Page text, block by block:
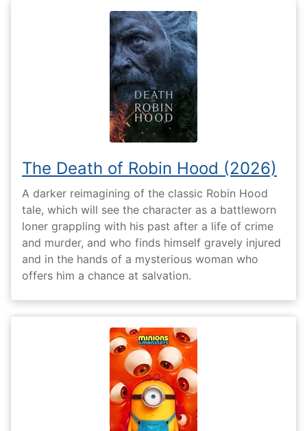
The Death of Robin Hood (2026)
A darker reimagining of the classic Robin Hood
tale, which will see the character as a battleworn
loner grappling with his past after a life of crime
and murder, and who finds himself gravely injured
and in the hands of a mysterious woman who
offers him a chance at salvation.